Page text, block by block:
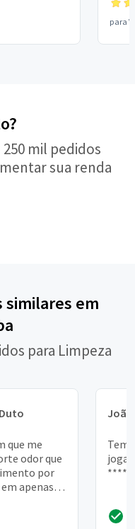
para
mil pedidos
sua renda
similares em
para Limpeza
que me
odor que
por
apenas
****